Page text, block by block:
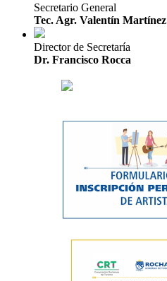
Secretario General
Tec. Agr. Valentín Martínez
Director de Secretaría
Dr. Francisco Rocca